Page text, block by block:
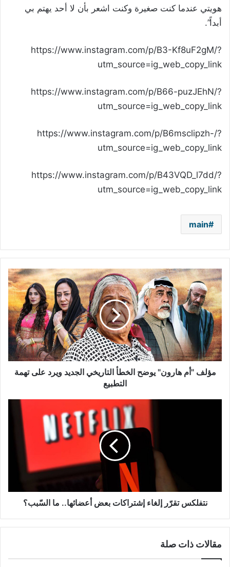
هويتي عندما كنت صغيرة وكنت اشعر بأن لا أحد يهتم بي
أبداً”.
https://www.instagram.com/p/B3-Kf8uF2gM/?
utm_source=ig_web_copy_link
https://www.instagram.com/p/B66-puzJEhN/?
utm_source=ig_web_copy_link
https://www.instagram.com/p/B6msclipzh-/?
utm_source=ig_web_copy_link
https://www.instagram.com/p/B43VQD_l7dd/?
utm_source=ig_web_copy_link
main
مؤلف
"أم
هارون"
يوضح
الخطأ
التاريخي
الجديد
ويرد
على
تهمة
مؤلف "أم هارون" يوضح الخطأ التاريخي الجديد ويرد على تهمة
التطبيع
نتفلكس تقرّر إلغاء إشتراكات بعض أعضائها.. ما السّبب؟
مقالات ذات صلة